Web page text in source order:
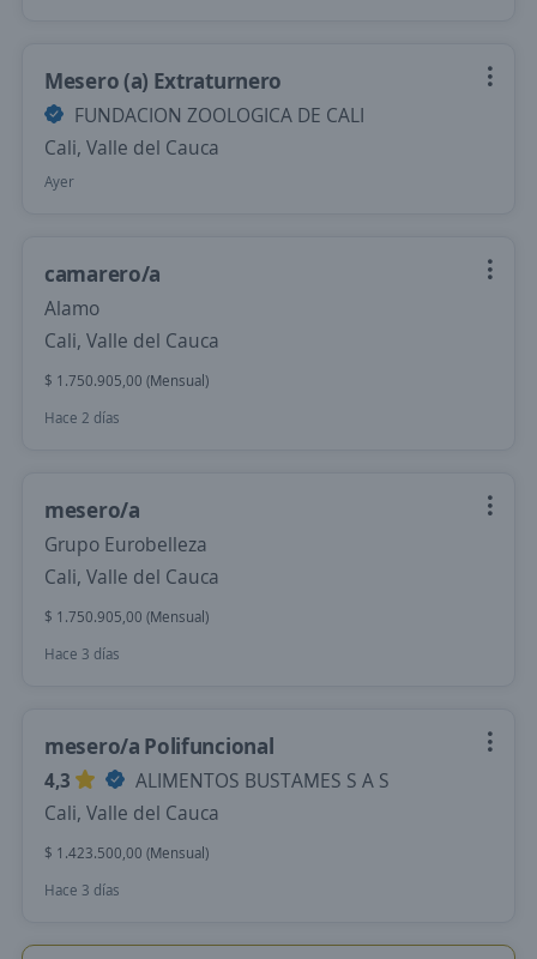
Mesero (a) Extraturnero
FUNDACION ZOOLOGICA DE CALI
Cali, Valle del Cauca
Ayer
camarero/a
Alamo
Cali, Valle del Cauca
$ 1.750.905,00 (Mensual)
Hace 2 días
mesero/a
Grupo Eurobelleza
Cali, Valle del Cauca
$ 1.750.905,00 (Mensual)
Hace 3 días
mesero/a Polifuncional
4,3
ALIMENTOS BUSTAMES S A S
Cali, Valle del Cauca
$ 1.423.500,00 (Mensual)
Hace 3 días